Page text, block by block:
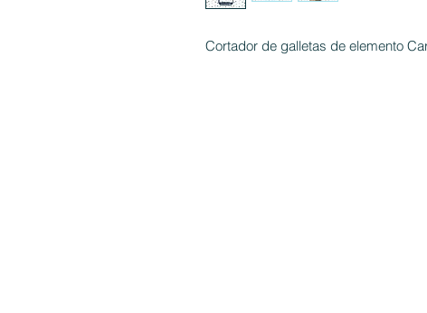
Cortador de galletas de elemento